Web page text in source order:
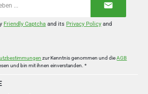
Friendly Captcha and its Privacy Policy and
zur Kenntnis genommen und dieAGB
und bin mit ihnen einverstanden. *